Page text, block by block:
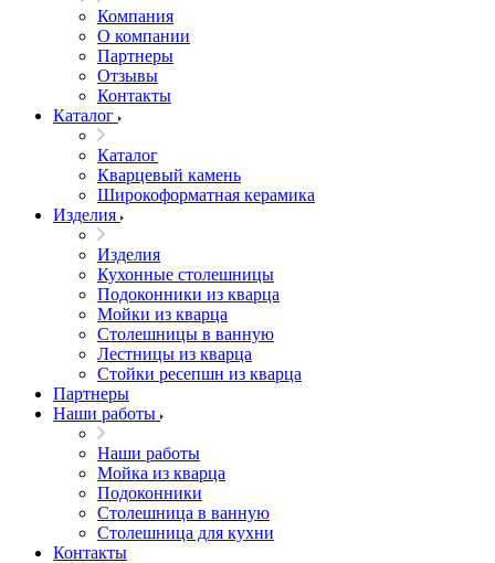
Компания
О компании
Партнеры
Отзывы
Контакты
Каталог
Каталог
Кварцевый камень
Широкоформатная керамика
Изделия
Изделия
Кухонные столешницы
Подоконники из кварца
Мойки из кварца
Столешницы в ванную
Лестницы из кварца
Стойки ресепшн из кварца
Партнеры
Наши работы
Наши работы
Мойка из кварца
Подоконники
Столешница в ванную
Столешница для кухни
Контакты